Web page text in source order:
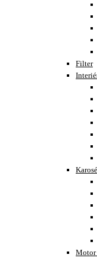
Filter
Motor